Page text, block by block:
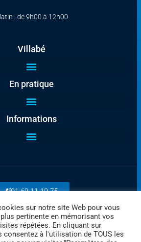
: de 9h00 à 12h00
Villabé
En pratique
Informations
01 69 11 19 75
Payez en ligne
sur notre site Web pour vous
pertinente en mémorisant vos
répétées. En cliquant sur
consentez à l'utilisation de TOUS les